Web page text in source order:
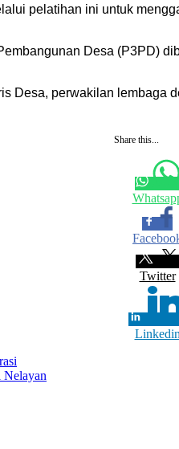
pelatihan ini untuk
Desa (P3PD)
Desa, perwakilan
Share this...
Twitter
Linkedin
Nelayan